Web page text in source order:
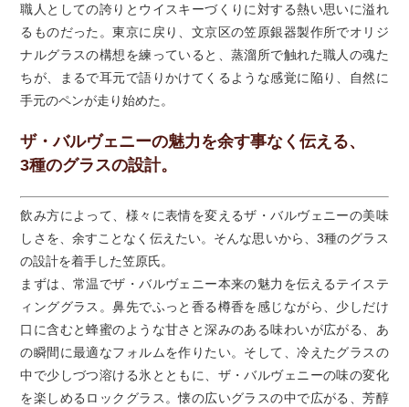
職人としての誇りとウイスキーづくりに対する熱い思いに溢れ
るものだった。東京に戻り、文京区の笠原銀器製作所でオリジ
ナルグラスの構想を練っていると、蒸溜所で触れた職人の魂た
ちが、まるで耳元で語りかけてくるような感覚に陥り、自然に
手元のペンが走り始めた。
ザ・バルヴェニーの魅力を余す事なく伝える、
3種のグラスの設計。
飲み方によって、様々に表情を変えるザ・バルヴェニーの美味
しさを、余すことなく伝えたい。そんな思いから、3種のグラス
の設計を着手した笠原氏。
まずは、常温でザ・バルヴェニー本来の魅力を伝えるテイステ
ィンググラス。鼻先でふっと香る樽香を感じながら、少しだけ
口に含むと蜂蜜のような甘さと深みのある味わいが広がる、あ
の瞬間に最適なフォルムを作りたい。そして、冷えたグラスの
中で少しづつ溶ける氷とともに、ザ・バルヴェニーの味の変化
を楽しめるロックグラス。懐の広いグラスの中で広がる、芳醇